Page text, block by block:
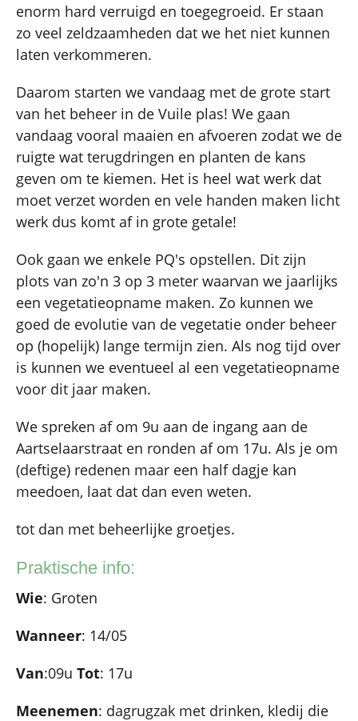
enorm hard verruigd en toegegroeid. Er staan
zo veel zeldzaamheden dat we het niet kunnen
laten verkommeren.
Daarom starten we vandaag met de grote start
van het beheer in de Vuile plas! We gaan
vandaag vooral maaien en afvoeren zodat we de
ruigte wat terugdringen en planten de kans
geven om te kiemen. Het is heel wat werk dat
moet verzet worden en vele handen maken licht
werk dus komt af in grote getale!
Ook gaan we enkele PQ's opstellen. Dit zijn
plots van zo'n 3 op 3 meter waarvan we jaarlijks
een vegetatieopname maken. Zo kunnen we
goed de evolutie van de vegetatie onder beheer
op (hopelijk) lange termijn zien. Als nog tijd over
is kunnen we eventueel al een vegetatieopname
voor dit jaar maken.
We spreken af om 9u aan de ingang aan de
Aartselaarstraat en ronden af om 17u. Als je om
(deftige) redenen maar een half dagje kan
meedoen, laat dat dan even weten.
tot dan met beheerlijke groetjes.
Praktische info:
Wie: Groten
Wanneer: 14/05
Van:09u Tot: 17u
Meenemen: dagrugzak met drinken, kledij die